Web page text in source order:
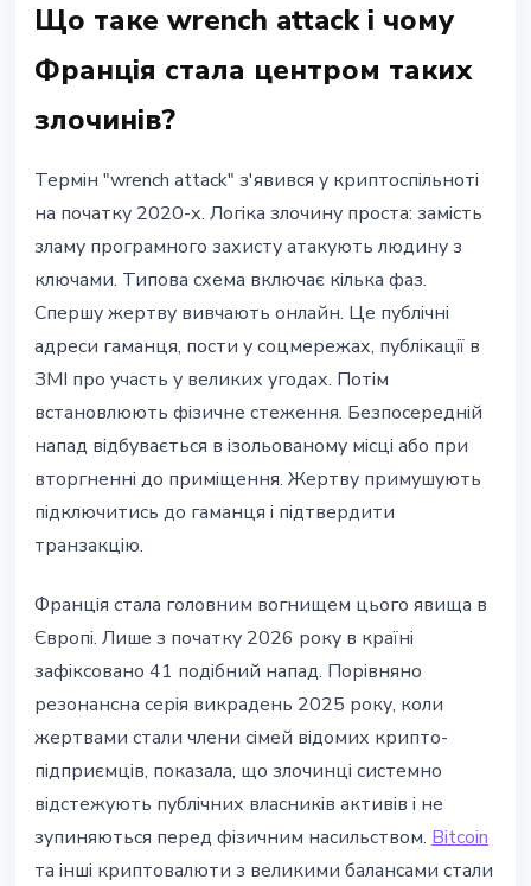
Що таке wrench attack і чому
Франція стала центром таких
злочинів?
Термін "wrench attack" з'явився у криптоспільноті
на початку 2020-х. Логіка злочину проста: замість
зламу програмного захисту атакують людину з
ключами. Типова схема включає кілька фаз.
Спершу жертву вивчають онлайн. Це публічні
адреси гаманця, пости у соцмережах, публікації в
ЗМІ про участь у великих угодах. Потім
встановлюють фізичне стеження. Безпосередній
напад відбувається в ізольованому місці або при
вторгненні до приміщення. Жертву примушують
підключитись до гаманця і підтвердити
транзакцію.
Франція стала головним вогнищем цього явища в
Європі. Лише з початку 2026 року в країні
зафіксовано 41 подібний напад. Порівняно
резонансна серія викрадень 2025 року, коли
жертвами стали члени сімей відомих крипто-
підприємців, показала, що злочинці системно
відстежують публічних власників активів і не
зупиняються перед фізичним насильством. Bitcoin
та інші криптовалюти з великими балансами стали